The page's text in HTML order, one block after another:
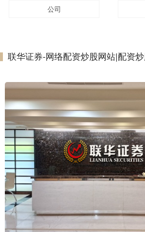
公司
联华证券-网络配资炒股网站|配资